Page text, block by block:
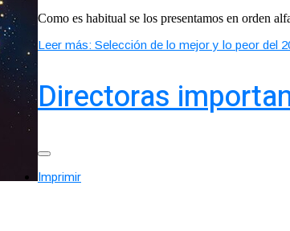
Como es habitual se los presentamos en orden
Leer más: Selección de lo mejor y lo peor del
Directoras
Imprimir